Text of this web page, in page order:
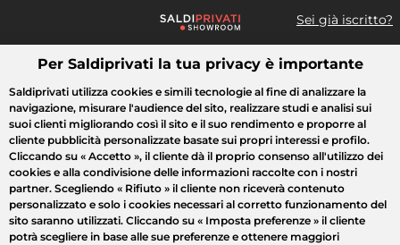
Sei già iscritto?
Cosa cerchi?
Tutte le vendite Moda Casa Bellezza Elettrodomestici
Per Saldiprivati la tua privacy è importante
Saldiprivati utilizza cookies e simili tecnologie al fine di analizzare la
navigazione, misurare l'audience del sito, realizzare studi e analisi sui
suoi clienti migliorando così il sito e il suo rendimento e proporre al
cliente pubblicità personalizzate basate sui propri interessi e profilo.
Cliccando su « Accetto », il cliente dà il proprio consenso all'utilizzo dei
cookies e alla condivisione delle informazioni raccolte con i nostri
partner. Scegliendo « Rifiuto » il cliente non riceverà contenuto
personalizzato e solo i cookies necessari al corretto funzionamento del
sito saranno utilizzati. Cliccando su « Imposta preferenze » il cliente
potrà scegliere in base alle sue preferenze e ottenere maggiori